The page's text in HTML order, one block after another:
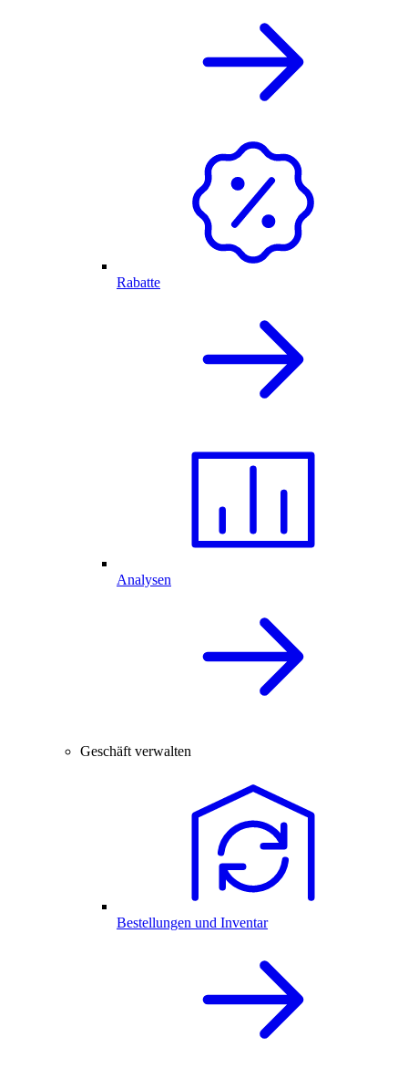
Rabatte
Analysen
Geschäft verwalten
Bestellungen und Inventar